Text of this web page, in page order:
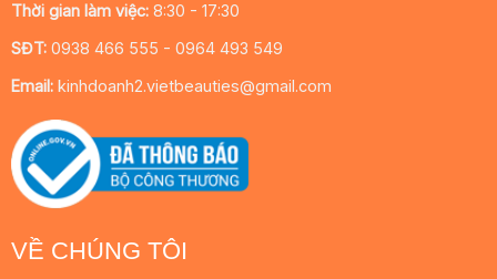
VỀ CHÚNG TÔI
Thời gian làm việc:8:30 - 17:30
SĐT:0938 466 555 - 0964 493 549
Email:kinhdoanh2.vietbeauties@gmail.com